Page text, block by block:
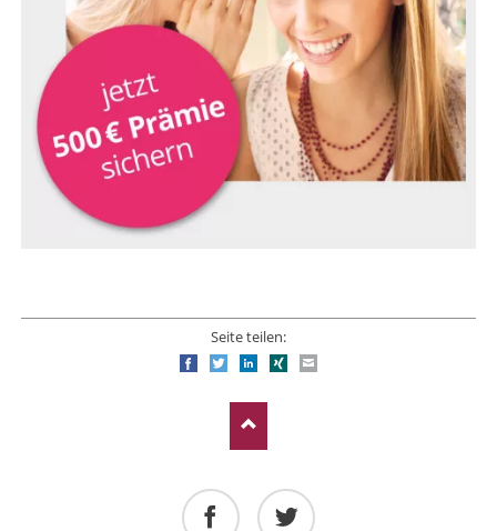
Seite teilen:
FacebookTwitterLinkedIn
Xing